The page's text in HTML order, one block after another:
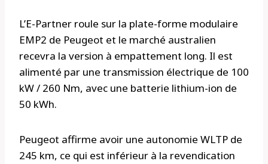
L’E-Partner roule sur la plate-forme modulaire
EMP2 de Peugeot et le marché australien
recevra la version à empattement long. Il est
alimenté par une transmission électrique de 100
kW / 260 Nm, avec une batterie lithium-ion de
50 kWh.
Peugeot affirme avoir une autonomie WLTP de
245 km, ce qui est inférieur à la revendication